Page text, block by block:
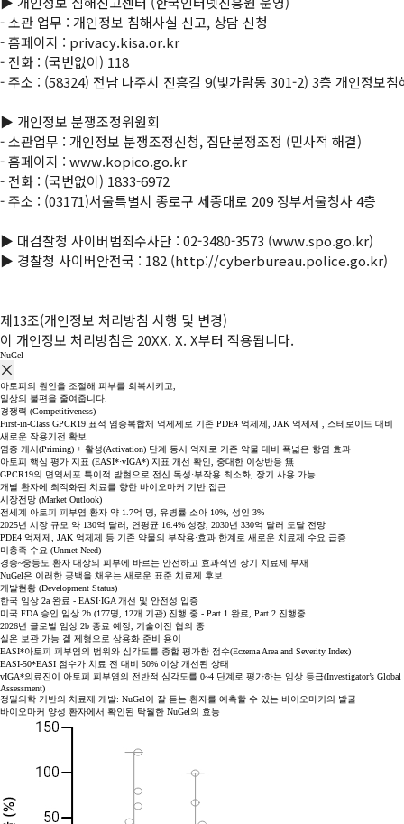
- 소관 업무 : 개인정보 침해사실 신고, 상담 신청
- 홈페이지 : privacy.kisa.or.kr
- 전화 : (국번없이) 118
- 주소 : (58324) 전남 나주시 진흥길 9(빛가람동 301-2) 3층 개인정보침
▶ 개인정보 분쟁조정위원회
- 소관업무 : 개인정보 분쟁조정신청, 집단분쟁조정 (민사적 해결)
- 홈페이지 : www.kopico.go.kr
- 전화 : (국번없이) 1833-6972
- 주소 : (03171)서울특별시 종로구 세종대로 209 정부서울청사 4층
▶ 대검찰청 사이버범죄수사단 : 02-3480-3573 (www.spo.go.kr)
▶ 경찰청 사이버안전국 : 182 (http://cyberbureau.police.go.kr)
제13조(개인정보 처리방침 시행 및 변경)
이 개인정보 처리방침은 20XX. X. X부터 적용됩니다.
NuGel
아토피의 원인을 조절해 피부를 회복시키고,
일상의 불편을 줄여줍니다.
경쟁력 (Competitiveness)
First-in-Class GPCR19 표적 염증복합체 억제제로 기존 PDE4 억제제, JAK 억제제 , 스테로이드 대비
새로운 작용기전 확보
염증 개시(Priming) + 활성(Activation) 단계 동시 억제로 기존 약물 대비 폭넓은 항염 효과
아토피 핵심 평가 지표 (EASI*·vIGA*) 지표 개선 확인, 중대한 이상반응 無
GPCR19의 면역세포 특이적 발현으로 전신 독성·부작용 최소화, 장기 사용 가능
개별 환자에 최적화된 치료를 향한 바이오마커 기반 접근
시장전망 (Market Outlook)
전세계 아토피 피부염 환자 약 1.7억 명, 유병률 소아 10%, 성인 3%
2025년 시장 규모 약 130억 달러, 연평균 16.4% 성장, 2030년 330억 달러 도달 전망
PDE4 억제제, JAK 억제제 등 기존 약물의 부작용·효과 한계로 새로운 치료제 수요 급증
미충족 수요 (Unmet Need)
경증~중등도 환자 대상의 피부에 바르는 안전하고 효과적인 장기 치료제 부재
NuGel은 이러한 공백을 채우는 새로운 표준 치료제 후보
개발현황 (Development Status)
한국 임상 2a 완료 - EASI·IGA 개선 및 안전성 입증
미국 FDA 승인 임상 2b (177명, 12개 기관) 진행 중 - Part 1 완료, Part 2 진행중
2026년 글로벌 임상 2b 종료 예정, 기술이전 협의 중
실온 보관 가능 겔 제형으로 상용화 준비 용이
EASI*아토피 피부염의 범위와 심각도를 종합 평가한 점수(Eczema Area and Severity Index)
EASI-50*EASI 점수가 치료 전 대비 50% 이상 개선된 상태
vIGA*의료진이 아토피 피부염의 전반적 심각도를 0~4 단계로 평가하는 임상 등급(Investigator’s Global
Assessment)
정밀의학 기반의 치료제 개발: NuGel이 잘 듣는 환자를 예측할 수 있는 바이오마커의 발굴
바이오마커 양성 환자에서 확인된 탁월한 NuGel의 효능